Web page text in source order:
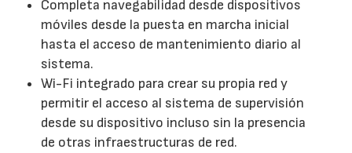
Completa navegabilidad desde dispositivos
móviles desde la puesta en marcha inicial
hasta el acceso de mantenimiento diario al
sistema.
Wi-Fi integrado para crear su propia red y
permitir el acceso al sistema de supervisión
desde su dispositivo incluso sin la presencia
de otras infraestructuras de red.